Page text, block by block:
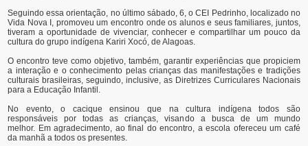
Seguindo essa orientação, no último sábado, 6, o CEI Pedrinho, localizado no
Vida Nova I, promoveu um encontro onde os alunos e seus familiares, juntos,
tiveram a oportunidade de vivenciar, conhecer e compartilhar um pouco da
cultura do grupo indígena Kariri Xocó, de Alagoas.
O encontro teve como objetivo, também, garantir experiências que propiciem
a interação e o conhecimento pelas crianças das manifestações e tradições
culturais brasileiras, seguindo, inclusive, as Diretrizes Curriculares Nacionais
para a Educação Infantil.
No evento, o cacique ensinou que na cultura indígena todos são
responsáveis por todas as crianças, visando a busca de um mundo
melhor. Em agradecimento, ao final do encontro, a escola ofereceu um café
da manhã a todos os presentes.